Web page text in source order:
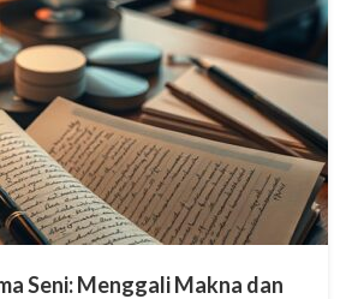
Seni: Menggali Makna dan